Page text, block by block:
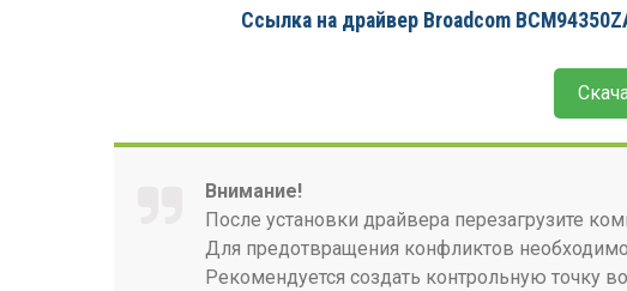
Ссылка на драйвер Broadcom
Внимание!
После установки драйвера перезагрузите
Для предотвращения конфликтов
Рекомендуется создать контрольную точку